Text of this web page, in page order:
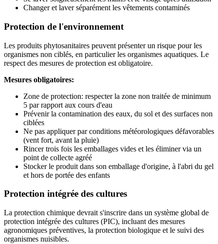
Changer et laver séparément les vêtements contaminés
Protection de l'environnement
Les produits phytosanitaires peuvent présenter un risque pour les
organismes non ciblés, en particulier les organismes aquatiques. Le
respect des mesures de protection est obligatoire.
Mesures obligatoires:
Zone de protection: respecter la zone non traitée de minimum
5 par rapport aux cours d'eau
Prévenir la contamination des eaux, du sol et des surfaces non
ciblées
Ne pas appliquer par conditions météorologiques défavorables
(vent fort, avant la pluie)
Rincer trois fois les emballages vides et les éliminer via un
point de collecte agréé
Stocker le produit dans son emballage d'origine, à l'abri du gel
et hors de portée des enfants
Protection intégrée des cultures
La protection chimique devrait s'inscrire dans un système global de
protection intégrée des cultures (PIC), incluant des mesures
agronomiques préventives, la protection biologique et le suivi des
organismes nuisibles.